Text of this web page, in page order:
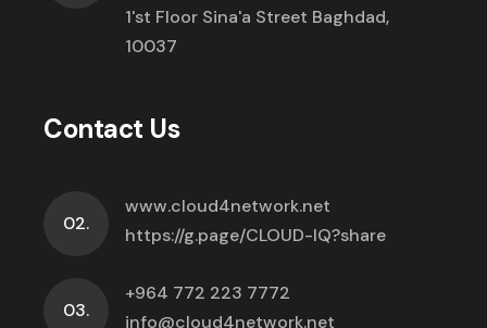
1'st Floor Sina'a Street Baghdad,
10037
Contact Us
02.
www.cloud4network.net
https://g.page/CLOUD-IQ?share
03.
+964 772 223 7772
info@cloud4network.net